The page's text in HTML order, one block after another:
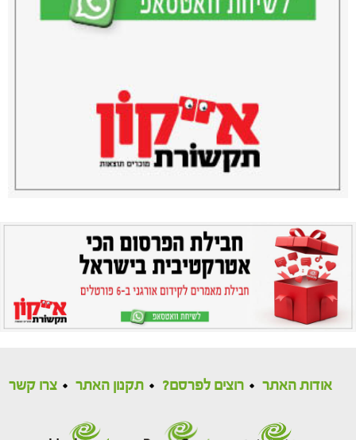
אודות האתר רוצים לפרסם? תקנון האתר צרו קשר